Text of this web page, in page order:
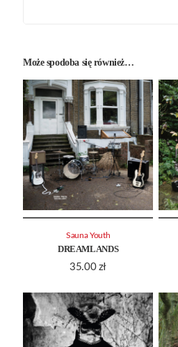
Może spodoba się również…
DREAMLANDS
35.00 zł
Sauna Youth